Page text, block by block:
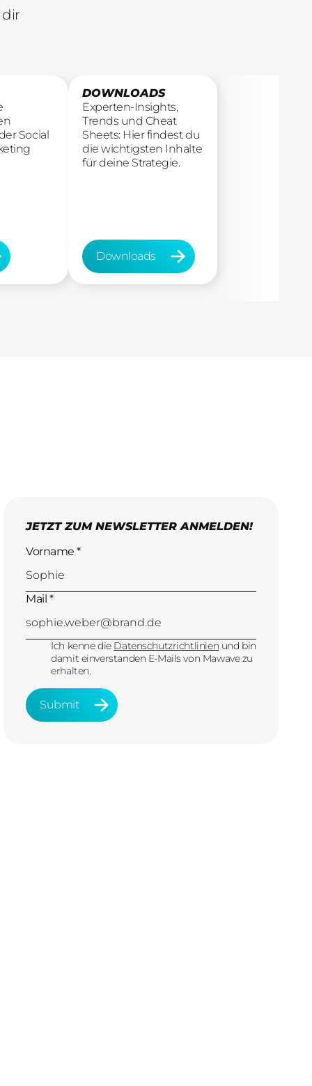
dir
Social
DOWNLOADS
Experten-Insights,
Trends und Cheat
Sheets: Hier findest du
die wichtigsten Inhalte
für deine Strategie.
Downloads
Downloads
JETZT ZUM NEWSLETTER ANMELDEN!
Vorname *
Mail *
Ich kenne die Datenschutzrichtlinien und bin
damit einverstanden E-Mails von Mawave zu
erhalten.
Submit